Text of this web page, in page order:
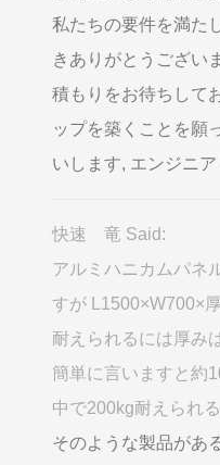
私たちの要件を満た
きありがとうござい
積もりをお待ちして
ップを築くことを願
いします, エンジニア
快速 竜 Said:
アルミハニカムパネ
すが L1500×W700×
耐えられるには厚み
簡単に言いますと約
中で200kg耐えられ
そのような製品があ